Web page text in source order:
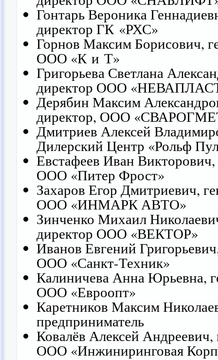
Гонтарь Вероника
директор ГК «РХС»
Горнов Максим Борисович,
ООО «К и Т»
Григорьева Светлана
директор ООО
Дерябин Максим
директор, ООО
Дмитриев Алексей
Дилерский Центр «Рольф
Евстафеев Иван
ООО «Питер Фрост»
Захаров Егор Дмитриевич,
ООО «ИНМАРК АВТО»
Зинченко Михаил
директор ООО «ВЕКТОР»
Иванов Евгений
ООО «Санкт-Техник»
Калиничева Анна Юрьевна,
ООО «Евроопт»
Каретников Максим
предприниматель
Ковалёв Алексей
ООО «Инжиниринговая